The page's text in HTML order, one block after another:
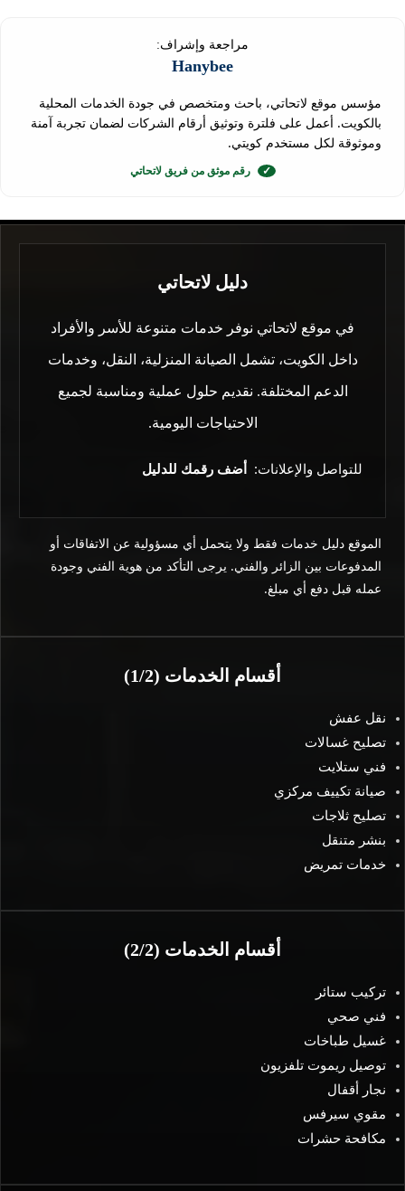
مراجعة وإشراف:
Hanybee
مؤسس موقع لاتحاتي، باحث ومتخصص في جودة الخدمات المحلية
بالكويت. أعمل على فلترة وتوثيق أرقام الشركات لضمان تجربة آمنة
وموثوقة لكل مستخدم كويتي.
✓ رقم موثق من فريق لاتحاتي
دليل لاتحاتي
في موقع لاتحاتي نوفر خدمات متنوعة للأسر والأفراد
داخل الكويت، تشمل الصيانة المنزلية، النقل، وخدمات
الدعم المختلفة. نقديم حلول عملية ومناسبة لجميع
الاحتياجات اليومية.
للتواصل والإعلانات: أضف رقمك للدليل
الموقع دليل خدمات فقط ولا يتحمل أي مسؤولية عن الاتفاقات أو
المدفوعات بين الزائر والفني. يرجى التأكد من هوية الفني وجودة
عمله قبل دفع أي مبلغ.
أقسام الخدمات (1/2)
نقل عفش
تصليح غسالات
فني ستلايت
صيانة تكييف مركزي
تصليح ثلاجات
بنشر متنقل
خدمات تمريض
أقسام الخدمات (2/2)
تركيب ستائر
فني صحي
غسيل طباخات
توصيل ريموت تلفزيون
نجار أقفال
مقوي سيرفس
مكافحة حشرات